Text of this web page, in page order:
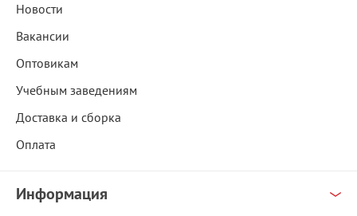
Новости
Вакансии
Оптовикам
Учебным заведениям
Доставка и сборка
Оплата
Информация